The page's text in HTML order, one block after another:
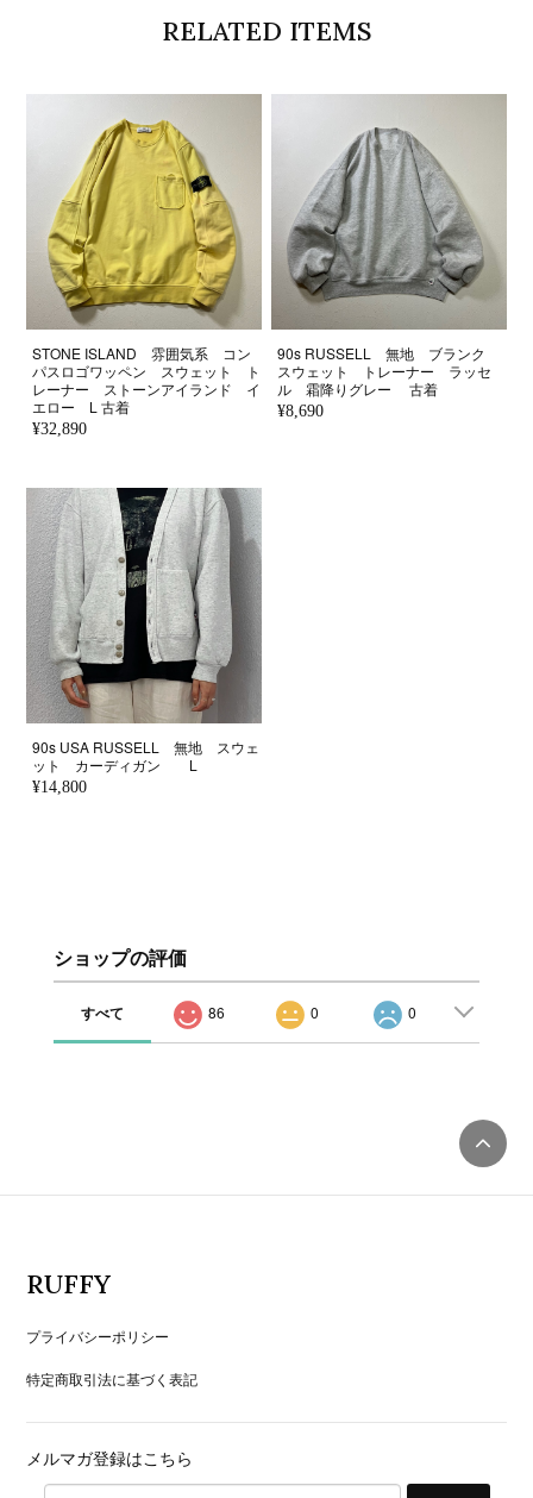
RELATED ITEMS
STONE ISLAND 雰囲気系 コン
パスロゴワッペン スウェット ト
レーナー ストーンアイランド イ
エロー L 古着
¥32,890
90s RUSSELL 無地 ブランク
スウェット トレーナー ラッセ
ル 霜降りグレー 古着
¥8,690
90s USA RUSSELL 無地 スウェ
ット カーディガン L
¥14,800
ショップの評価
すべて 86 0 0
RUFFY
プライバシーポリシー
特定商取引法に基づく表記
メルマガ登録はこちら